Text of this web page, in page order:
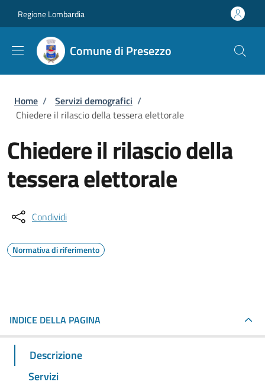
Regione Lombardia
Comune di Presezzo
Briciole di pane
Home / Servizi demografici /
Chiedere il rilascio della tessera elettorale
Chiedere il rilascio della
tessera elettorale
Condividi
Normativa di riferimento
INDICE DELLA PAGINA
Descrizione
Servizi